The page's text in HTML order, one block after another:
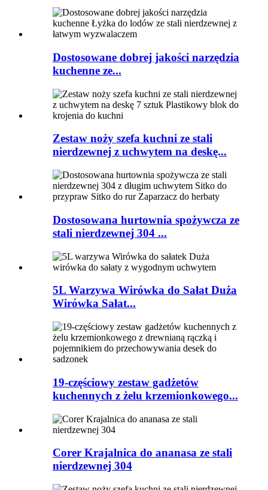
Dostosowane dobrej jakości narzędzia
kuchenne ze...
Zestaw noży szefa kuchni ze stali
nierdzewnej z uchwytem na deskę...
Dostosowana hurtownia spożywcza ze
stali nierdzewnej 304 ...
5L Warzywa Wirówka do Sałat Duża
Wirówka Sałat...
19-częściowy zestaw gadżetów
kuchennych z żelu krzemionkowego...
Corer Krajalnica do ananasa ze stali
nierdzewnej 304